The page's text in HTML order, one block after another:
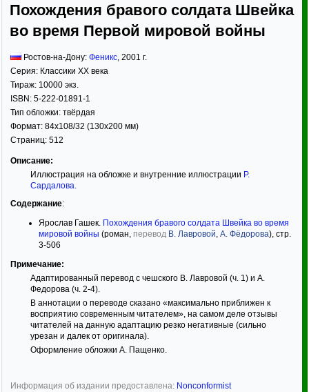
Похождения бравого солдата Швейка
во время Первой мировой войны
Ростов-на-Дону: Феникс, 2001 г.
Серия: Классики XX века
Тираж: 10000 экз.
ISBN: 5-222-01891-1
Тип обложки: твёрдая
Формат: 84x108/32 (130x200 мм)
Страниц: 512
Описание:
Иллюстрация на обложке и внутренние иллюстрации Р.
Сардалова.
Содержание:
Ярослав Гашек. Похождения бравого солдата Швейка во время
мировой войны (роман, перевод В. Лавровой, А. Фёдорова), стр.
3-506
Примечание:
Адаптированный перевод с чешского В. Лавровой (ч. 1) и А.
Федорова (ч. 2-4).
В аннотации о переводе сказано «максимально приближен к
восприятию современным читателем», на самом деле отзывы
читателей на данную адаптацию резко негативные (сильно
урезан и далек от оригинала).
Оформление обложки А. Пащенко.
Информация об издании предоставлена: Nonconformist